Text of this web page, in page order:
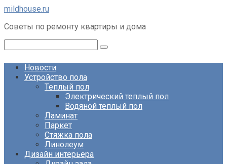
Перейти
контенту
mildhouse.ru
Советы по ремонту квартиры и дома
Новости
Устройство пола
Теплый пол
Электрический теплый пол
Водяной теплый пол
Ламинат
Паркет
Стяжка пола
Линолеум
Дизайн интерьера